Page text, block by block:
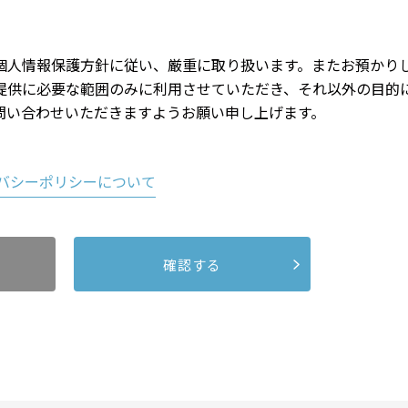
情報保護方針に従い、厳重に取り扱います。またお預かり
に必要な範囲のみに利用させていただき、それ以外の目的
合わせいただきますようお願い申し上げます。
シーポリシーについて
確認する